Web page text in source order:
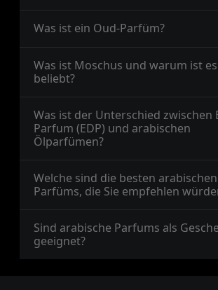
⁠Was ist ein Oud-Parfüm?
⁠Was ist Moschus und warum ist
beliebt?
Was ist der Unterschied zwischen
Parfum (EDP) und arabischen
Ölparfümen?
Welche sind die besten arabischen
Parfüms, die Sie empfehlen
Sind arabische Parfums als
geeignet?